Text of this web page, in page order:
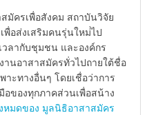
มัครเพื่อสังคม สถาบันวิจัย
อส่งเสริมคนรุ่นใหม่่ไป
วลากับชุมชน และองค์กร
นอาสาสมัครทั่วไปถายใต้ชื่อ
าะทางอื่นๆ โดยเชื่อว่าการ
ของทุกภาคส่วนเพื่อสน้าง
หมดของ มูลนิธิอาสาสมัคร